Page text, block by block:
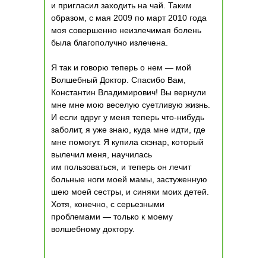
и пригласил заходить на чай. Таким
образом, с мая 2009 по март 2010 года
моя совершенно неизлечимая болень
была благополучно излечена.
Я так и говорю теперь о нем — мой
Волшебный Доктор. Спасибо Вам,
Константин Владимирович! Вы вернули
мне мне мою веселую суетливую жизнь.
И если вдруг у меня теперь что-нибудь
заболит, я уже знаю, куда мне идти, где
мне помогут. Я купила скэнар, который
вылечил меня, научилась
им пользоваться, и теперь он лечит
больные ноги моей мамы, застуженную
шею моей сестры, и синяки моих детей.
Хотя, конечно, с серьезными
проблемами — только к моему
волшебному доктору.